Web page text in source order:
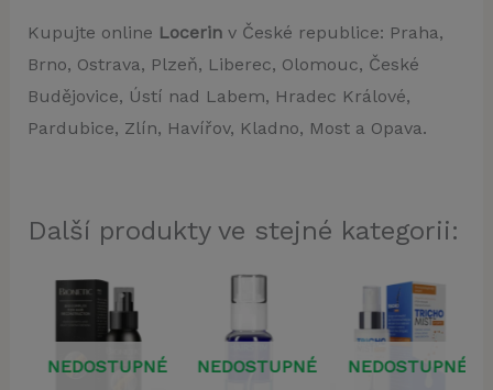
Kupujte online Locerinv České republice: Praha,
Brno, Ostrava, Plzeň, Liberec, Olomouc, České
Budějovice, Ústí nad Labem, Hradec Králové,
Pardubice, Zlín, Havířov, Kladno, Most a Opava.
Další produkty ve stejné kategorii:
NEDOSTUPNÉ NEDOSTUPNÉ NEDOSTUPNÉ